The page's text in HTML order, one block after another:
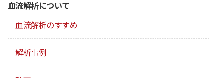
血流解析について
血流解析のすすめ
解析事例